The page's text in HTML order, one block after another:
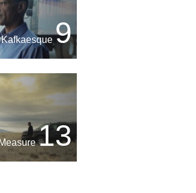
9
13
Full Measure